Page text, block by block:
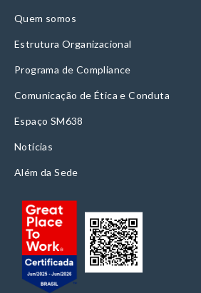
Quem somos
Estrutura Organizacional
Programa de Compliance
Comunicação de Ética e Conduta
Espaço SM638
Notícias
Além da Sede